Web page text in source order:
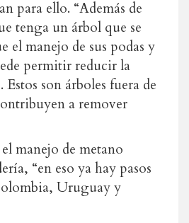
para ello. “Además de
tenga un árbol que se
el manejo de sus podas y
permitir reducir la
son árboles fuera de
a remover
manejo de metano
“en eso ya hay pasos
Uruguay y